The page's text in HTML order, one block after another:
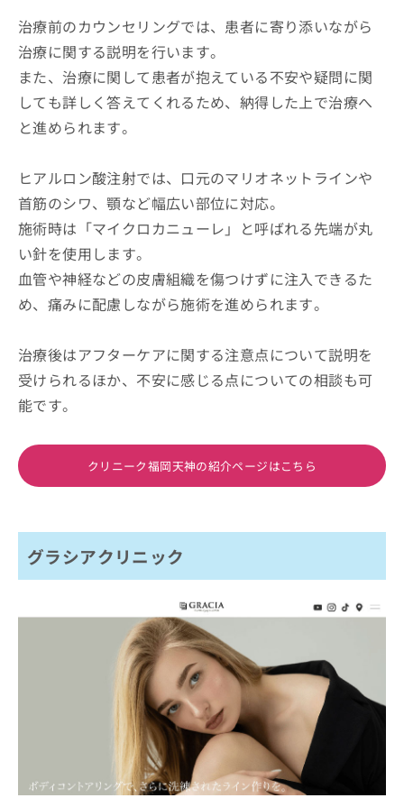
治療前のカウンセリングでは、患者に寄り添いながら
治療に関する説明を行います。
また、治療に関して患者が抱えている不安や疑問に関
しても詳しく答えてくれるため、納得した上で治療へ
と進められます。
ヒアルロン酸注射では、口元のマリオネットラインや
首筋のシワ、顎など幅広い部位に対応。
施術時は「マイクロカニューレ」と呼ばれる先端が丸
い針を使用します。
血管や神経などの皮膚組織を傷つけずに注入できるた
め、痛みに配慮しながら施術を進められます。
治療後はアフターケアに関する注意点について説明を
受けられるほか、不安に感じる点についての相談も可
能です。
クリニーク福岡天神の紹介ページはこちら
グラシアクリニック